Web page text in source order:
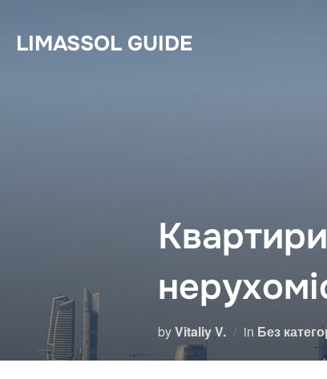
contentLIMASSOL GUIDE
byVitaliy V. in Без